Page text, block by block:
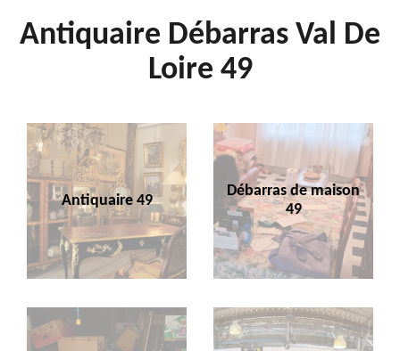
Antiquaire Débarras Val De
Loire 49
Antiquaire 49
Débarras de maison
49